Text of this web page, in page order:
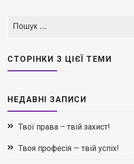
СТОРІНКИ З ЦІЄЇ ТЕМИ
НЕДАВНІ ЗАПИСИ
Твої права – твій захист!
Твоя професія — твій успіх!